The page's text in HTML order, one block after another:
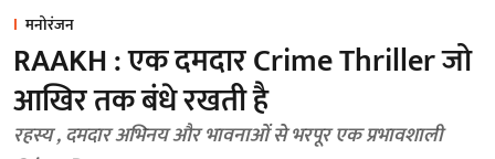
मनोरंजन
RAAKH : एक दमदार Crime Thriller जो
आखिर तक बंधे रखती है
रहस्य , दमदार अभिनय और भावनाओं से भरपूर एक प्रभावशाली